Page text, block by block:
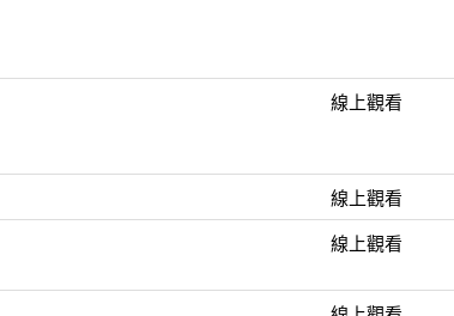
線上觀看
線上觀看
線上觀看